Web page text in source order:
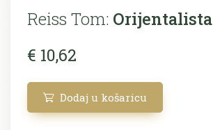
Reiss Tom: Orijentalista
€ 10,62
Dodaj u košaricu